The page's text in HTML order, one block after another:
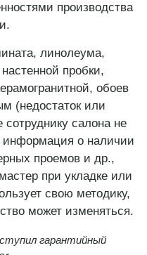
производства
линолеума,
пробки,
обоев
(недостаток или
салона не
информация о наличии
проемов и др.,
при укладке или
свою методику,
может изменяться.
гарантийный